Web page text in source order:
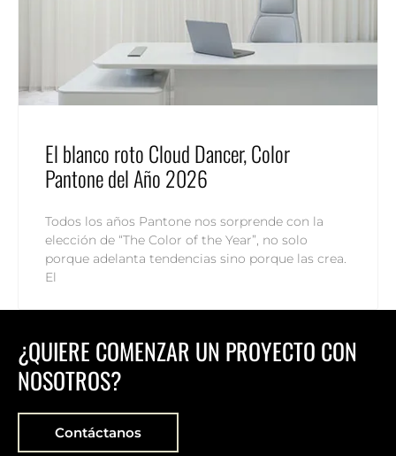
El blanco roto Cloud Dancer, Color
Pantone del Año 2026
Todos los años Pantone nos sorprende con la
elección de “The Color of the Year”, no solo
porque adelanta tendencias sino porque las crea.
El
¿QUIERE COMENZAR UN PROYECTO CON
NOSOTROS?
Contáctanos